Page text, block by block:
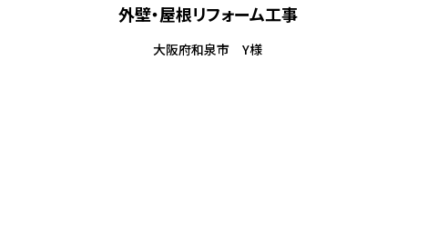
外壁・屋根リフォーム工事
大阪府和泉市 Y様